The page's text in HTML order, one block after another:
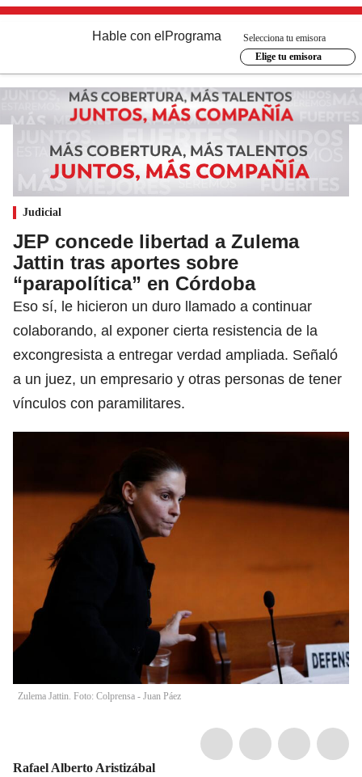
Hable con el Programa
Selecciona tu emisora
Elige tu emisora
Judicial
JEP concede libertad a Zulema
Jattin tras aportes sobre
“parapolítica” en Córdoba
Eso sí, le hicieron un duro llamado a continuar
colaborando, al exponer cierta resistencia de la
excongresista a entregar verdad ampliada. Señaló
a un juez, un empresario y otras personas de tener
vínculos con paramilitares.
Zulema Jattin. Foto: Colprensa - Juan Páez
Rafael Alberto Aristizábal